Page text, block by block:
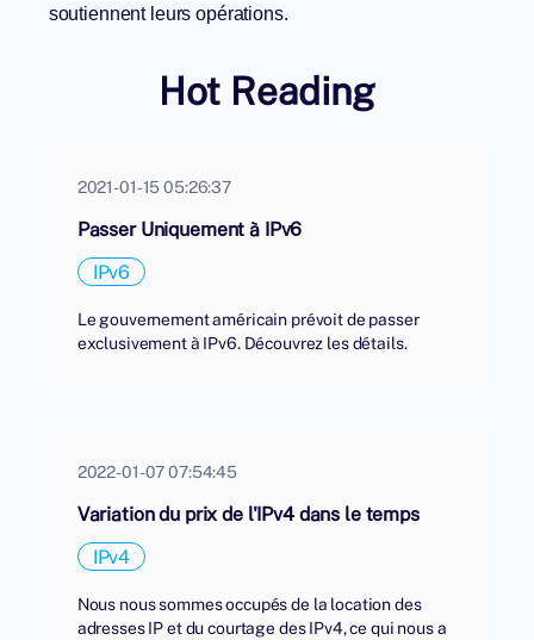
soutiennent leurs opérations.
Hot Reading
2021-01-15 05:26:37
Passer Uniquement à IPv6
IPv6
Le gouvernement américain prévoit de passer
exclusivement à IPv6. Découvrez les détails.
2022-01-07 07:54:45
Variation du prix de l'IPv4 dans le temps
IPv4
Nous nous sommes occupés de la location des
adresses IP et du courtage des IPv4, ce qui nous a